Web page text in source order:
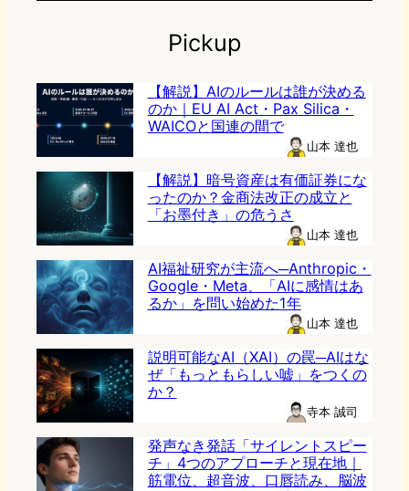
Pickup
【解説】AIのルールは誰が決める
のか｜EU AI Act・Pax Silica・
WAICOと国連の間で
山本 達也
【解説】暗号資産は有価証券にな
ったのか？金商法改正の成立と
「お墨付き」の危うさ
山本 達也
AI福祉研究が主流へ─Anthropic・
Google・Meta、「AIに感情はあ
るか」を問い始めた1年
山本 達也
説明可能なAI（XAI）の罠─AIはな
ぜ「もっともらしい嘘」をつくの
か？
寺本 誠司
発声なき発話「サイレントスピー
チ」4つのアプローチと現在地｜
筋電位、超音波、口唇読み、脳波